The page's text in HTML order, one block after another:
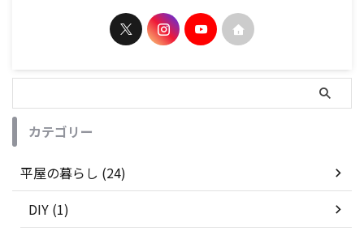
カテゴリー
平屋の暮らし (24)
DIY (1)